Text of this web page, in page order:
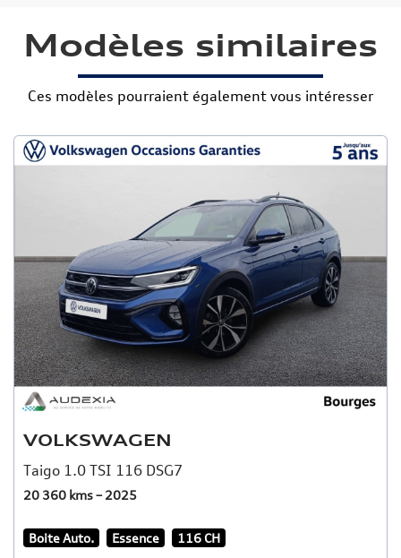
Modèles similaires
Ces modèles pourraient également vous intéresser
VOLKSWAGEN
Taigo 1.0 TSI 116 DSG7
20 360 kms – 2025
Boite Auto. Essence 116 CH